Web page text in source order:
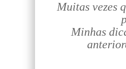
Muitas vezes
Minhas